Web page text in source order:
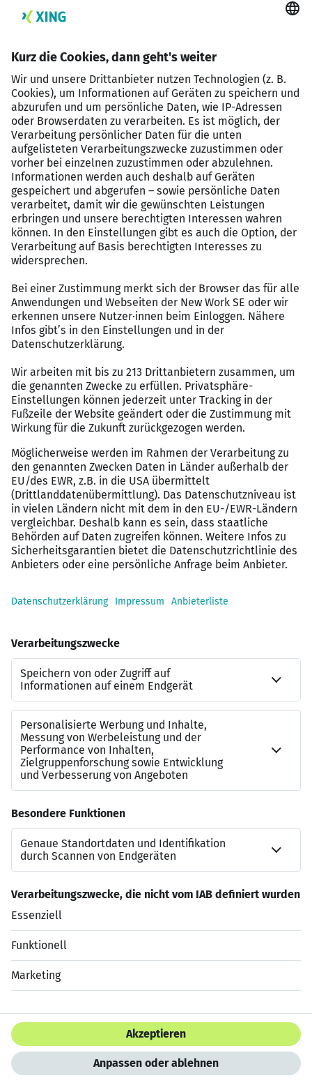
Deine Aufgaben:
Du startest mit unseren Verkaufstätigkeiten, z.B.
der Warenverräumung, Bestandspflege,
Kassiervorgängen und der Kundenberatung
Schritt für Schritt lernst du unsere
Führungsaufgaben kennen, z.B.
Warenpräsentation und saisonale Umbauten,
Bestellungen, Retouren, Kassenabrechnung und
Inventuren
Anschließend übernimmst du auch die
Personalplanung und -führung, denn das
Herzstück bei Action sind unsere Mitarbeitenden!
Im 3. Lehrjahr warten spannende Projekte, wie
die Mitarbeit bei Neueröffnungen, Filialanalysen
mit der Regionalleitung oder die Mitgestaltung
von Bewerbertagen auf Dich
Das bringst du mit:
Allgemeine Hochschulreife oder Fachabitur mit
Praktikumsnachweisen (siehe IHK)
Interesse an Führungs- und Filialverantwortung
Lern-, Einsatz-, und Veränderungsbereitschaft
Identifikation mit unseren Action-Werten:
Teamwork, Disziplin, Kostenbewusstsein,
Einfachheit, Respekt und Kundenorientierung
weiter?
inkl. Lebenslauf und Zeugnissen. Action ist ein kosten-
und umweltbewusstes Unternehmen. Daher bitten wir
um digitale Bewerbungen über die untenstehende
Gemäß der Europäischen Datenschutzgrundverordnung
können postalisch eingereichte Unterlagen nicht
bearbeitet und nicht zurückgesandt werden. Aus
Gründen der Lesbarkeit wird auf die gleichzeitige
Verwendung verschiedengeschlechtlicher Sprachformen
gleichwohl für jederlei Geschlecht.
Work at Action. Be surprised!
Datenschutzerklärung